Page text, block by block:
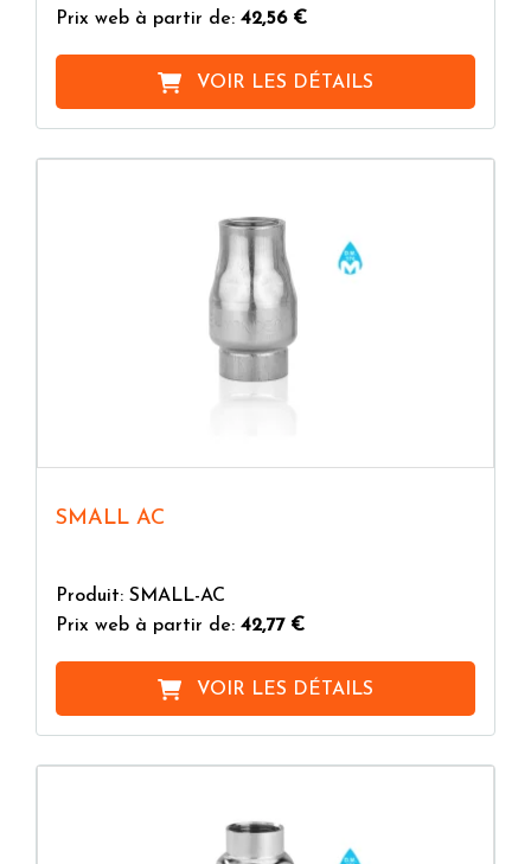
Prix web à partir de: 42,56 €
VOIR LES DÉTAILS
SMALL AC
Produit: SMALL-AC
Prix web à partir de: 42,77 €
VOIR LES DÉTAILS